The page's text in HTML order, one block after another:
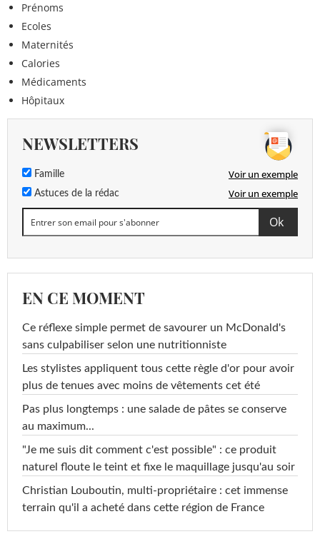
Prénoms
Ecoles
Maternités
Calories
Médicaments
Hôpitaux
NEWSLETTERS
Famille Voir un exemple
Astuces de la rédac Voir un exemple
EN CE MOMENT
Ce réflexe simple permet de savourer un McDonald's
sans culpabiliser selon une nutritionniste
Les stylistes appliquent tous cette règle d'or pour avoir
plus de tenues avec moins de vêtements cet été
Pas plus longtemps : une salade de pâtes se conserve
au maximum...
"Je me suis dit comment c'est possible" : ce produit
naturel floute le teint et fixe le maquillage jusqu'au soir
Christian Louboutin, multi-propriétaire : cet immense
terrain qu'il a acheté dans cette région de France